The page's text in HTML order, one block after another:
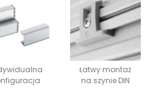
Łatwy montaż
na szynie DIN